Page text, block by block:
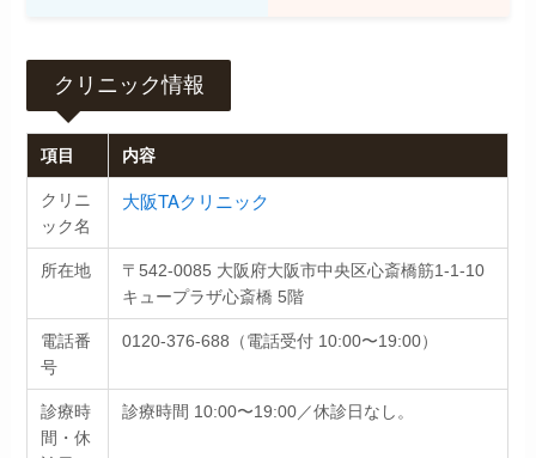
クリニック情報
項目 内容
クリニ
ック名
大阪TAクリニック
所在地
〒542-0085 大阪府大阪市中央区心斎橋筋1-1-10
キュープラザ心斎橋 5階
電話番
号
0120-376-688（電話受付 10:00〜19:00）
診療時
間・休
診療時間 10:00〜19:00／休診日なし。